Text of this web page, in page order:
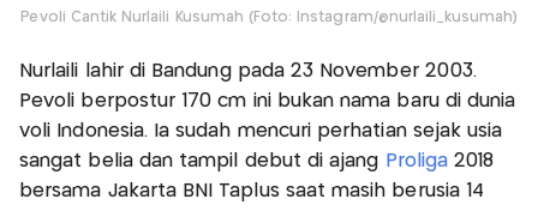
Pevoli Cantik Nurlaili Kusumah (Foto: Instagram/@nurlaili_kusumah)
Nurlaili lahir di Bandung pada 23 November 2003.
Pevoli berpostur 170 cm ini bukan nama baru di dunia
voli Indonesia. Ia sudah mencuri perhatian sejak usia
sangat belia dan tampil debut di ajang Proliga2018
bersama Jakarta BNI Taplus saat masih berusia 14